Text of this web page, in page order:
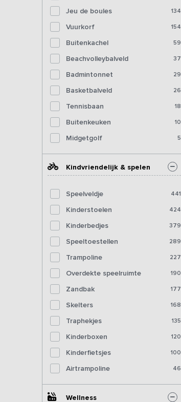
Jeu de boules 134
Vuurkorf 154
Buitenkachel 59
Beachvolleybalveld 37
Badmintonnet 29
Basketbalveld 26
Tennisbaan 18
Buitenkeuken 10
Midgetgolf 5
Kindvriendelijk & spelen
Speelveldje 441
Kinderstoelen 424
Kinderbedjes 379
Speeltoestellen 289
Trampoline 227
Overdekte speelruimte 190
Zandbak 177
Skelters 168
Traphekjes 135
Kinderboxen 120
Kinderfietsjes 100
Airtrampoline 46
Wellness